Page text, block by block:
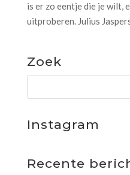
is er zo eentje die je wilt,
uitproberen. Julius
Zoek
Instagram
Recente